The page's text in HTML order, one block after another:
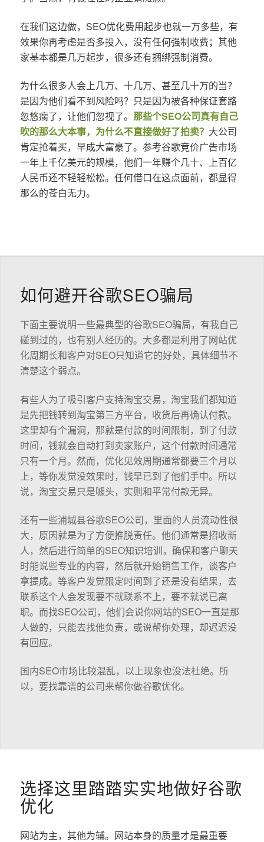
在我们这边做，SEO优化费用起步也就一万多些，有
效果你再考虑是否多投入，没有任何强制收费；其他
家基本都是几万起步，很多还有捆绑强制消费。
为什么很多人会上几万、十几万、甚至几十万的当？
是因为他们看不到风险吗？只是因为被各种保证套路
忽悠瘸了，让他们忽视了。 那些个SEO公司真有自己
吹的那么大本事，为什么不直接做好了拍卖？ 大公司
肯定抢着买，早成大富豪了。参考谷歌竞价广告市场
一年上千亿美元的规模，他们一年赚个几十、上百亿
人民币还不轻轻松松。任何借口在这点面前，都显得
那么的苍白无力。
如何避开谷歌SEO骗局
下面主要说明一些最典型的谷歌SEO骗局，有我自己
碰到过的，也有别人经历的。大多都是利用了网站优
化周期长和客户对SEO只知道它的好处，具体细节不
清楚这个弱点。
有些人为了吸引客户支持淘宝交易，淘宝我们都知道
是先把钱转到淘宝第三方平台，收货后再确认付款。
这里却有个漏洞，那就是付款的时间限制，到了付款
时间，钱就会自动打到卖家账户，这个付款时间通常
只有一个月。然而，优化见效周期通常都要三个月以
上，等你发觉没效果时，钱早已到了他们手中。所以
说，淘宝交易只是噱头，实则和平常付款无异。
还有一些浦城县谷歌SEO公司，里面的人员流动性很
大，原因就是为了方便推脱责任。他们通常是招收新
人，然后进行简单的SEO知识培训，确保和客户聊天
时能说些专业的内容，然后就开始销售工作，谈客户
拿提成。等客户发觉限定时间到了还是没有结果，去
联系这个人会发现要不就联系不上，要不就说已离
职。而找SEO公司，他们会说你网站的SEO一直是那
人做的，只能去找他负责，或说帮你处理，却迟迟没
有回应。
国内SEO市场比较混乱，以上现象也没法杜绝。所
以，要找靠谱的公司来帮你做谷歌优化。
选择这里踏踏实实地做好谷歌
优化
网站为主，其他为辅。网站本身的质量才是最重要